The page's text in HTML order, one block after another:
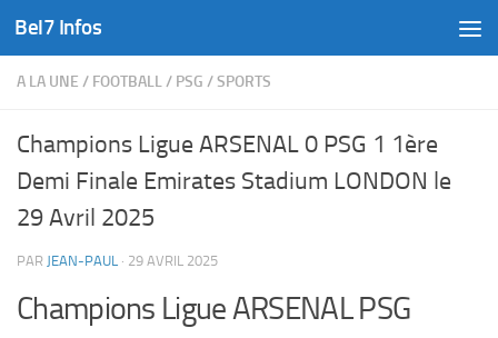
Skip to content
Bel7 Infos
A LA UNE / FOOTBALL/ PSG /SPORTS
Champions Ligue ARSENAL 0 PSG 1 1ère
Demi Finale Emirates Stadium LONDON le
29 Avril 2025
PAR JEAN-PAUL · 29 AVRIL 2025
Champions Ligue ARSENAL PSG